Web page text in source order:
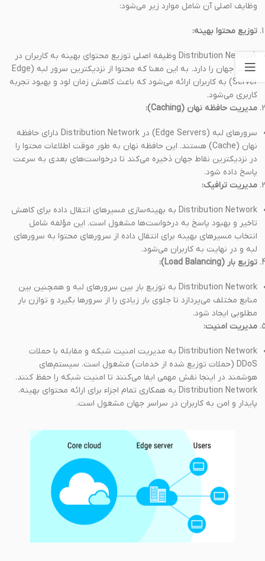
وظایف اصلی آن شامل موارد زیر می‌شود:
توزیع محتوا بهینه:
Distribution Network وظیفه اصلی توزیع محتوای بهینه به کاربران در
سراسر جهان را دارد. به این معنا که محتوا از نزدیکترین سرور لبه (Edge
Server) به کاربران ارائه می‌شود که باعث کاهش زمان لود و بهبود تجربه
کاربری می‌شود.
مدیریت حافظه نهان (Caching):
سرورهای لبه (Edge Servers) در Distribution Network دارای حافظه
نهان (Cache) هستند. این حافظه نهان به طور موقت اطلاعات محتوا را
در نزدیکترین نقاط جهان ذخیره می‌کند تا درخواست‌های بعدی به سرعت
پاسخ داده شود.
مدیریت ترافیک:
Distribution Network به بهینه‌سازی مسیرهای انتقال داده برای کاهش
تاخیر و بهبود پاسخ به درخواست‌ها مشغول است. این مؤلفه شامل
انتخاب مسیرهای بهینه برای انتقال داده از سرورهای محتوا به سرورهای
لبه و در نهایت به کاربران می‌شود.
توزیع بار (Load Balancing):
Distribution Network به توزیع بار بین سرورهای لبه و همچنین بین
منابع مختلف می‌پردازد تا جلوی بار زیادی را از سرورها بگیرد و توازن بار
مطلوبی ایجاد شود.
مدیریت امنیت:
Distribution Network به مدیریت امنیت شبکه و مقابله با حملات
DDoS (حملات توزیع شده از خدمات) مشغول است. سیستم‌های
هوشمند در اینجا نقش مهمی ایفا می‌کنند تا امنیت شبکه را حفظ کنند.
Distribution Network به همکاری تمام اجزاء برای ارائه محتوای بهینه،
پایدار و امن به کاربران در سراسر جهان مشغول است.